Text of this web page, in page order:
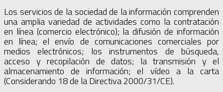
Los servicios de la sociedad de la información comprenden
una amplia variedad de actividades como la contratación
en línea (comercio electrónico); la difusión de información
en línea; el envío de comunicaciones comerciales por
medios electrónicos; los instrumentos de búsqueda,
acceso y recopilación de datos; la transmisión y el
almacenamiento de información; el vídeo a la carta
(Considerando 18 de la Directiva 2000/31/CE).